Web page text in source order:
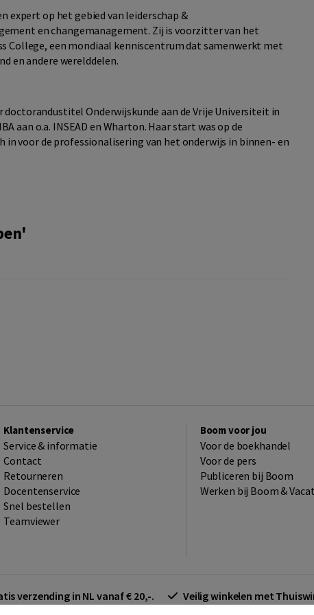
expert op het gebied van leiderschap &
en changemanagement. Zij is voorzitter van het
College, een mondiaal kenniscentrum dat samenwerkt met
en andere werelddelen.
doctorandustitel Onderwijskunde aan de Vrije Universiteit in
aan o.a. INSEAD en Wharton. Haar start was op de
in voor de professionalisering van het onderwijs in binnen- en
Klantenservice
Service & informatie
Contact
Retourneren
Docentenservice
Snel bestellen
Teamviewer
Boom voor jou
Voor de boekhandel
Voor de pers
Publiceren bij Boom
Werken bij Boom &
verzending in NL vanaf € 20,-. Veilig winkelen met